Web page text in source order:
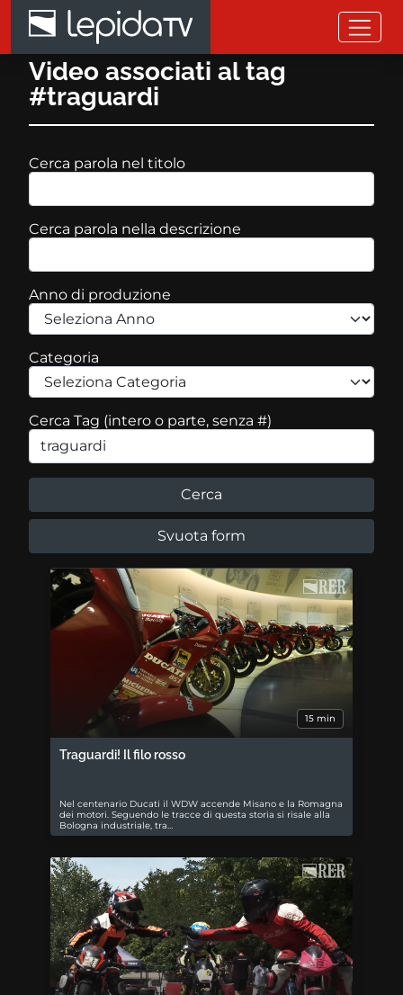
Salta al contenuto principale
Video associati al tag
#traguardi
15 min
Traguardi! Il filo rosso
Nel centenario Ducati il WDW accende Misano e la Romagna
dei motori. Seguendo le tracce di questa storia si risale alla
Bologna industriale, tra…
Cerca parola nel titolo
Cerca parola nella descrizione
Anno di produzione
Categoria
Cerca Tag (intero o parte, senza #)